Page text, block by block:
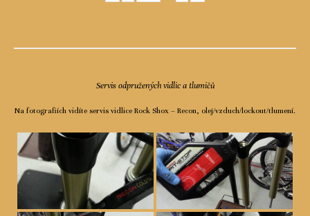
Servis odpružených vidlic a tlumičů
Na fotografiích vidíte servis vidlice Rock Shox – Recon, olej/vzduch/lockout/tlumení.